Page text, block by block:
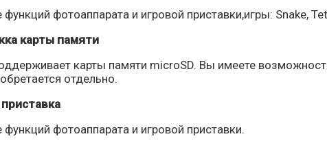
функций фотоаппарата и игровой приставки,игры: Snake,
карты памяти
карты памяти microSD. Вы имеете
отдельно.
функций фотоаппарата и игровой приставки.